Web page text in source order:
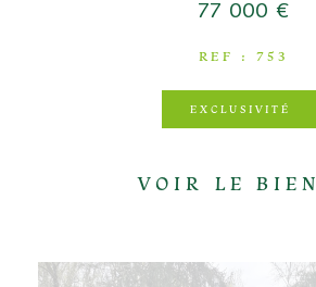
77 000 €
REF : 753
EXCLUSIVITÉ
VOIR LE BIEN